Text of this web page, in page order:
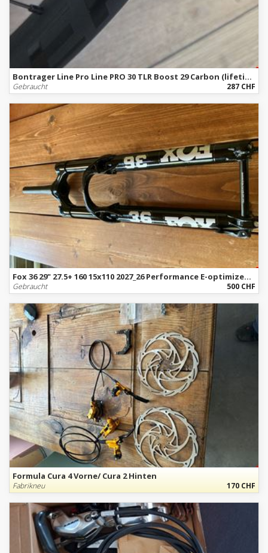
Bontrager Line Pro Line PRO 30 TLR Boost 29 Carbon (lifetime warranty)
Gebraucht 287 CHF
Fox 36 29" 27.5+ 160 15x110 2027_26 Performance E-optimized Series FLOAT
Gebraucht 500 CHF
Formula Cura 4 Vorne/ Cura 2 Hinten
Fabrikneu 170 CHF